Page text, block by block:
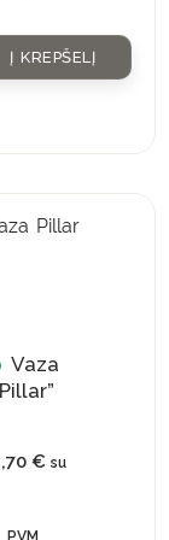
Į KREPŠELĮ
Vaza
€ su